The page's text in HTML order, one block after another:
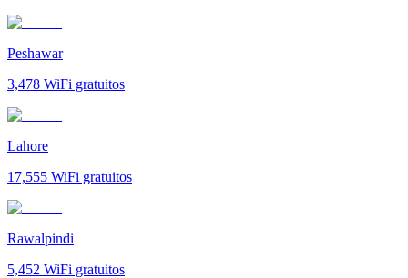
Peshawar
3,478 WiFi gratuitos
Lahore
17,555 WiFi gratuitos
Rawalpindi
5,452 WiFi gratuitos